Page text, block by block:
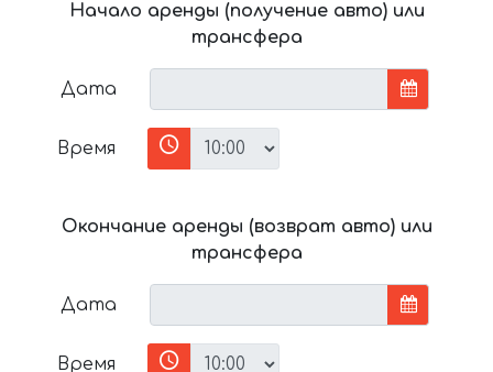
Начало аренды (получение авто) или
трансфера
Дата
Время
Окончание аренды (возврат авто) или
трансфера
Дата
Время